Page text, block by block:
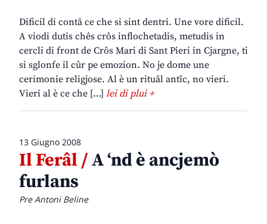
Dificil di contâ ce che si sint dentri. Une vore dificil.
A viodi dutis chês crôs inflochetadis, metudis in
cercli di front de Crôs Mari di Sant Pieri in Cjargne, ti
si sglonfe il cûr pe emozion. No je dome une
cerimonie religjose. Al è un rituâl antîc, no vieri.
Vieri al è ce che […] lei di plui +
13 Giugno 2008
Il Ferâl /A ‘nd è ancjemò
furlans
Pre Antoni Beline